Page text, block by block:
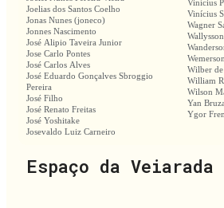
Joelias dos Santos Coelho
Jonas Nunes (joneco)
Jonnes Nascimento
José Alipio Taveira Junior
Jose Carlo Pontes
José Carlos Alves
José Eduardo Gonçalves Sbroggio
Pereira
José Filho
José Renato Freitas
José Yoshitake
Josevaldo Luiz Carneiro
Vinícius
Vinícius
Wagner
Wilber
William
Wilson
Yan
Ygor
Espaço da Veiarada